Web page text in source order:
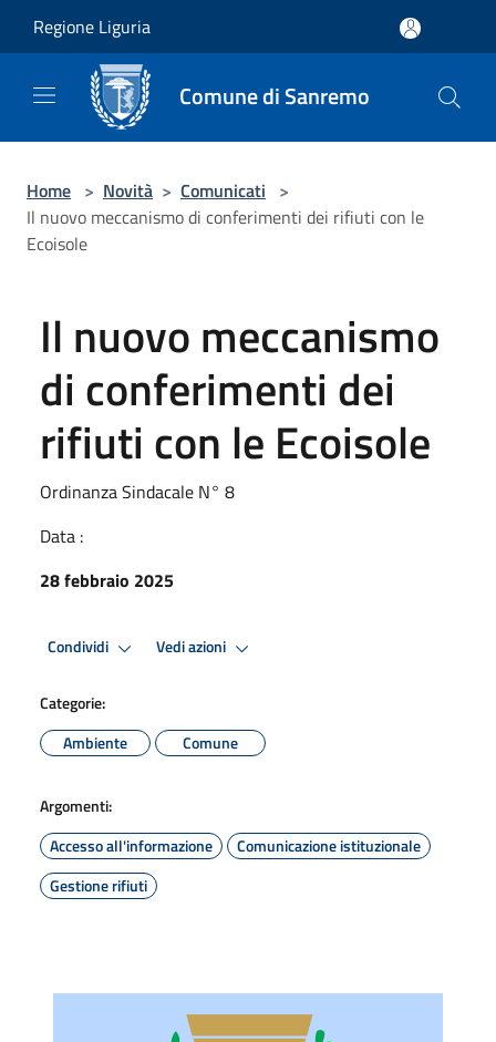
Regione Liguria
Comune di Sanremo
Home > Novità > Comunicati >
Il nuovo meccanismo di conferimenti dei rifiuti con le
Ecoisole
Il nuovo meccanismo
di conferimenti dei
rifiuti con le Ecoisole
Ordinanza Sindacale N° 8
Data :
28 febbraio 2025
Condividi Vedi azioni
Categorie:
Ambiente
Comune
Argomenti:
Accesso all'informazione
Comunicazione istituzionale
Gestione rifiuti